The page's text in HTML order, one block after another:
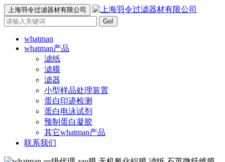
上海羽令过滤器材有限公司
Go!
whatman
whatman产品
滤纸
滤膜
滤器
小型样品处理装置
蛋白印迹检测
蛋白电泳试剂
预制蛋白凝胶
其它whatman产品
联系我们